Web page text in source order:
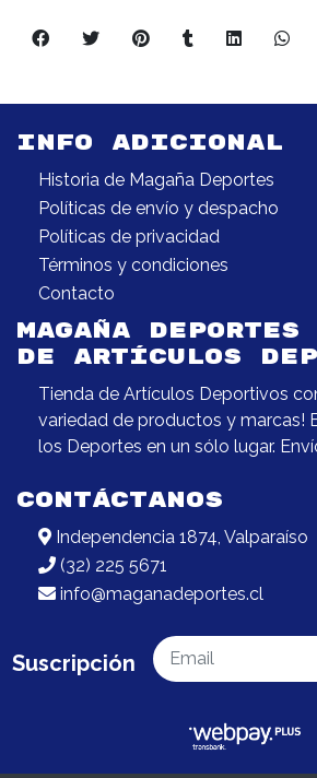
INFO ADICIONAL
Historia de Magaña Deportes
Políticas de envío y despacho
Políticas de privacidad
Términos y condiciones
Contacto
MAGAÑA
DE ARTÍCULOS
Tienda de Artículos Deportivos
variedad de productos y marcas!
los Deportes en un sólo lugar.
CONTÁCTANOS
Independencia 1874, Valparaíso
(32) 225 5671
info@maganadeportes.cl
Suscripción